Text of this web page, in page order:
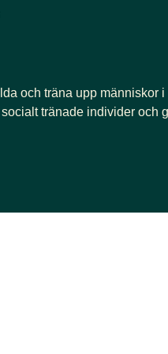
och träna upp människor
tränade individer och